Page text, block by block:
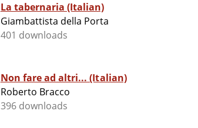
La tabernaria (Italian)
Giambattista della Porta
401 downloads
Non fare ad altri... (Italian)
Roberto Bracco
396 downloads